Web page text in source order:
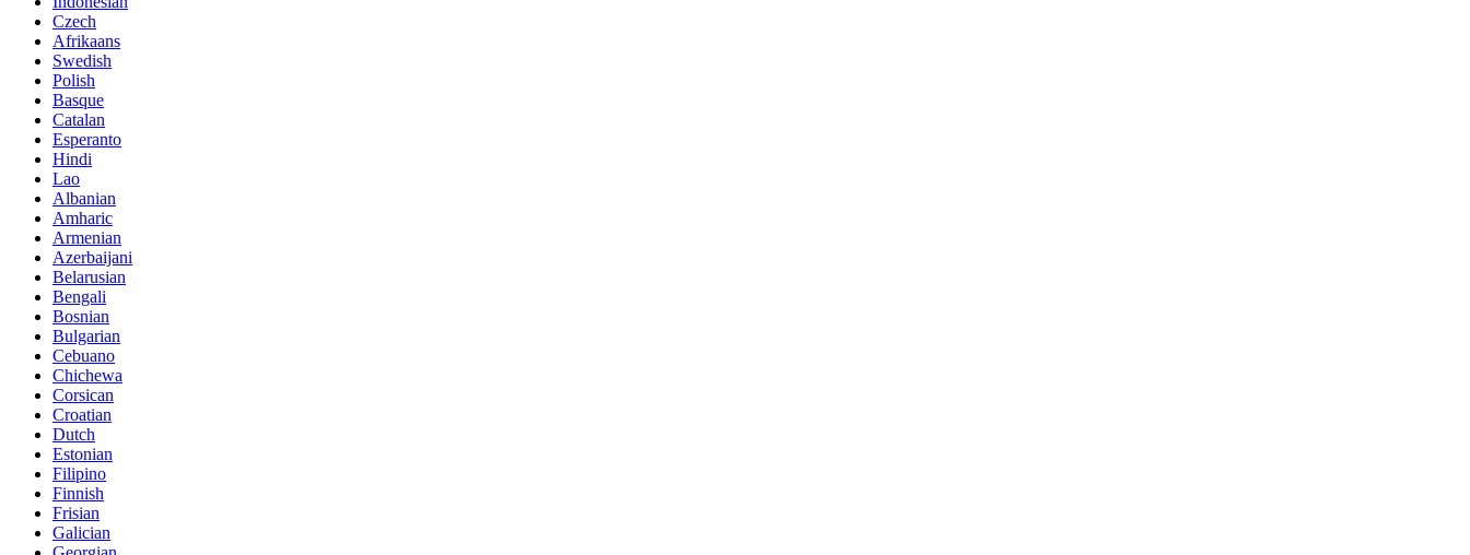
Czech
Afrikaans
Swedish
Polish
Basque
Catalan
Esperanto
Hindi
Lao
Albanian
Amharic
Armenian
Azerbaijani
Belarusian
Bengali
Bosnian
Bulgarian
Cebuano
Chichewa
Corsican
Croatian
Dutch
Estonian
Filipino
Finnish
Frisian
Galician